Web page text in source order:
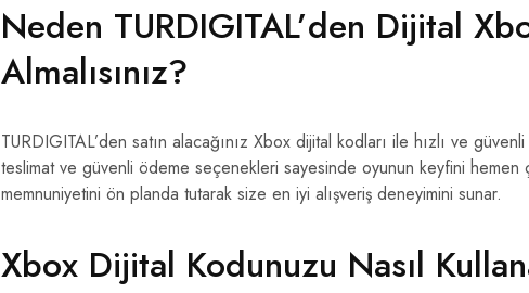
Neden TURDIGITAL’den Dijital
Almalısınız?
TURDIGITAL’den satın alacağınız Xbox dijital kodları ile hızlı ve
teslimat ve güvenli ödeme seçenekleri sayesinde oyunun keyfini hemen
memnuniyetini ön planda tutarak size en iyi alışveriş deneyimini sunar.
Xbox Dijital Kodunuzu Nasıl